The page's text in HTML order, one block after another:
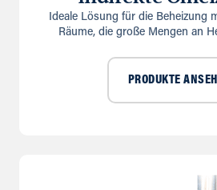
Ideale Lösung für die Beheizung
Räume, die große Mengen an
PRODUKTE